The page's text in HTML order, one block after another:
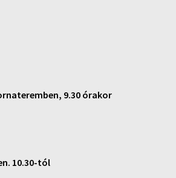
9.30 órakor
10.30-tól